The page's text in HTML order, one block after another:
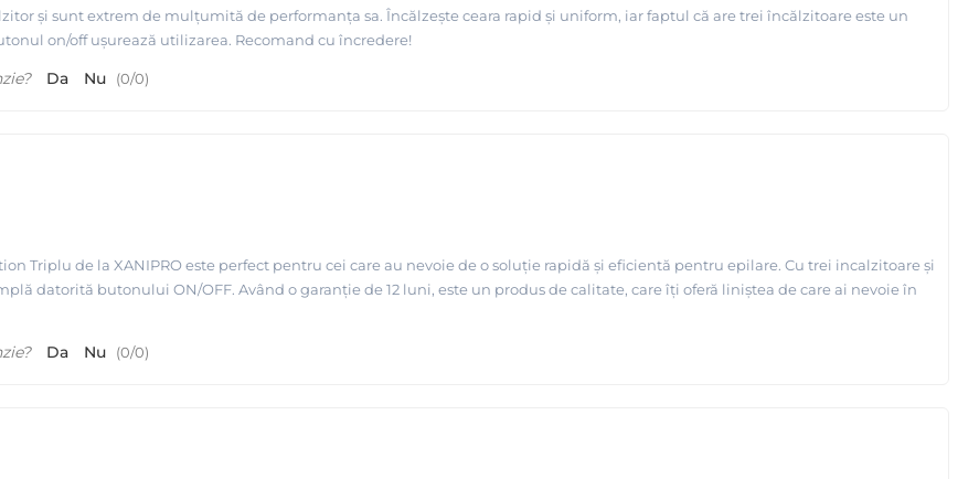
și sunt extrem de mulțumită de performanța sa. Încălzește ceara rapid și uniform, iar faptul că are trei încălzitoare este un
on/off ușurează utilizarea. Recomand cu încredere!
Da Nu (0/0)
Triplu de la XANIPRO este perfect pentru cei care au nevoie de o soluție rapidă și eficientă pentru epilare. Cu trei incalzitoare și
datorită butonului ON/OFF. Având o garanție de 12 luni, este un produs de calitate, care îți oferă liniștea de care ai nevoie în
Da Nu (0/0)